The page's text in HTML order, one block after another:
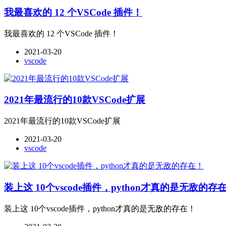
我最喜欢的 12 个VSCode 插件！
我最喜欢的 12 个VSCode 插件！
2021-03-20
vscode
2021年最流行的10款VSCode扩展
2021年最流行的10款VSCode扩展
2021-03-20
vscode
装上这 10个vscode插件，python才真的是无敌的存
装上这 10个vscode插件，python才真的是无敌的存在！